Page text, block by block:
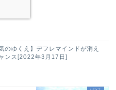
気のゆくえ】デフレマインドが消え
ンス[2022年3月17日]